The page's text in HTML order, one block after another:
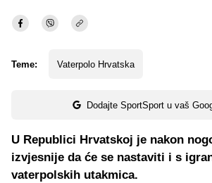
Teme: Vaterpolo Hrvatska
Dodajte SportSport u vaš
U Republici Hrvatskoj je nakon
izvjesnije da će se nastaviti i s
vaterpolskih utakmica.